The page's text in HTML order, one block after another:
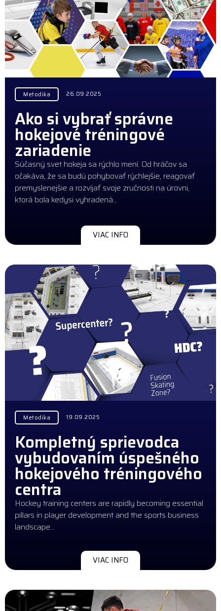
Metodika 26.09.2025
Ako si vybrať správne
hokejové tréningové
zariadenie
Súčasný svet hokeja sa rýchlo mení. Od hráčov sa
očakáva, že sa budú pohybovať rýchlejšie, reagovať
premyslenejšie a rozvíjať svoje zručnosti na úrovni,
ktorá bola kedysi vyhradená…
VIAC INFO
Metodika 19.09.2025
Kompletný sprievodca
vybudovaním úspešného
hokejového tréningového
centra
Hockey training centers are rapidly becoming essential
pillars in player development and the sports business
landscape…
VIAC INFO